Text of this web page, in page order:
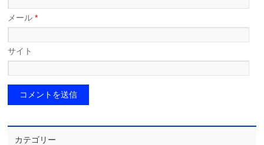
メール*
サイト
カテゴリー